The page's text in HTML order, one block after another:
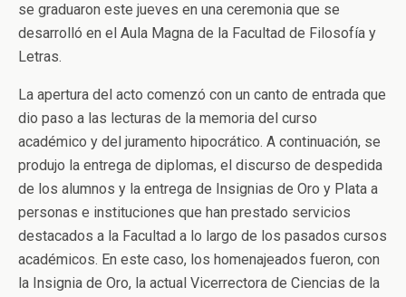
se graduaron este jueves en una ceremonia que se
desarrolló en el Aula Magna de la Facultad de Filosofía y
Letras.
La apertura del acto comenzó con un canto de entrada que
dio paso a las lecturas de la memoria del curso
académico y del juramento hipocrático. A continuación, se
produjo la entrega de diplomas, el discurso de despedida
de los alumnos y la entrega de Insignias de Oro y Plata a
personas e instituciones que han prestado servicios
destacados a la Facultad a lo largo de los pasados cursos
académicos. En este caso, los homenajeados fueron, con
la Insignia de Oro, la actual Vicerrectora de Ciencias de la